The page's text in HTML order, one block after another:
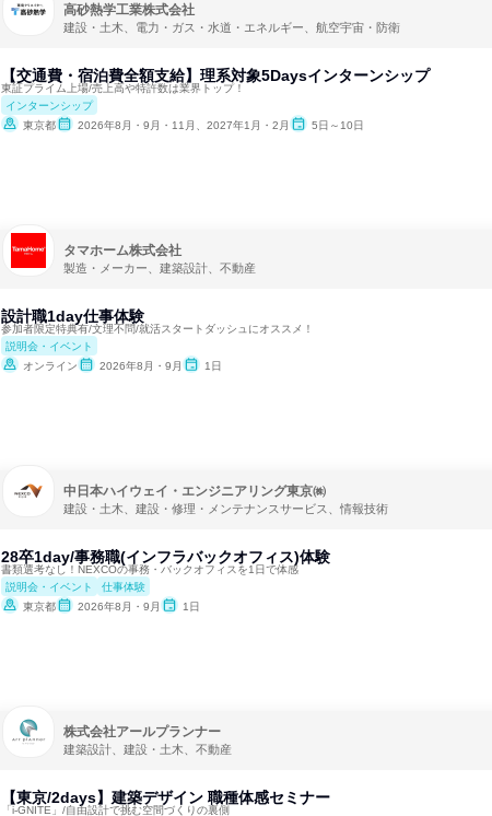
高砂熱学工業株式会社
建設・土木、電力・ガス・水道・エネルギー、航空宇宙・防衛
【交通費・宿泊費全額支給】理系対象5Daysインターンシップ
東証プライム上場/売上高や特許数は業界トップ！
インターンシップ
東京都
2026年8月・9月・11月、2027年1月・2月 5日～10日
タマホーム株式会社
製造・メーカー、建築設計、不動産
設計職1day仕事体験
参加者限定特典有/文理不問/就活スタートダッシュにオススメ！
説明会・イベント
オンライン
2026年8月・9月 1日
中日本ハイウェイ・エンジニアリング東京㈱
建設・土木、建設・修理・メンテナンスサービス、情報技術
28卒1day/事務職(インフラバックオフィス)体験
書類選考なし！NEXCOの事務・バックオフィスを1日で体感
説明会・イベント
仕事体験
東京都
2026年8月・9月 1日
株式会社アールプランナー
建築設計、建設・土木、不動産
【東京/2days】建築デザイン 職種体感セミナー
「i-GNITE」/自由設計で挑む空間づくりの裏側